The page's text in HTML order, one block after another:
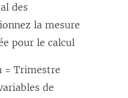
des
la mesure
pour le calcul
= Trimestre
de